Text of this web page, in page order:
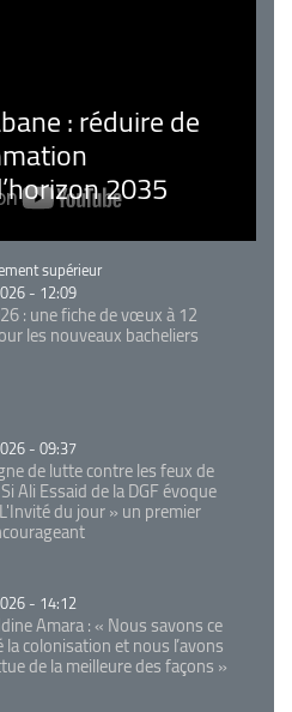
: réduire de
2035
supérieur
- 12:09
: une fiche de vœux à 12
les nouveaux bacheliers
- 09:37
de lutte contre les feux de
Ali Essaid de la DGF évoque
du jour » un premier
- 14:12
Amara : « Nous savons ce
la colonisation et nous l’avons
de la meilleure des façons »